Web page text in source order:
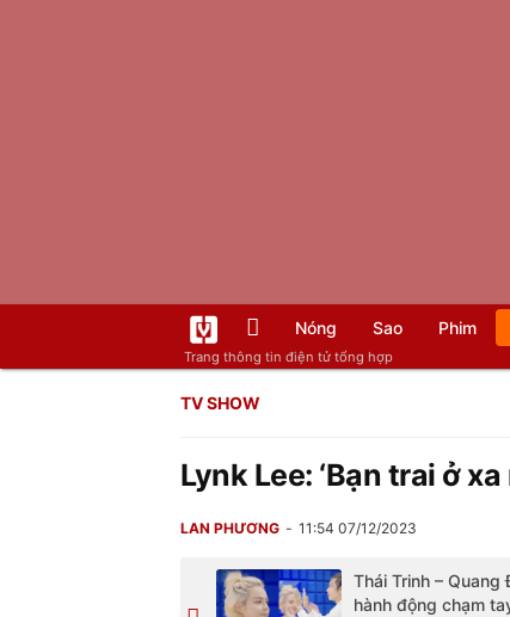
Trang thông tin điện tử tổng hợp
Nóng Sao Phim
TV SHOW
Lynk Lee: ‘Bạn trai ở
LAN PHƯƠNG 11:54 07/12/2023
Thái Trinh – Quang
hành động chạm